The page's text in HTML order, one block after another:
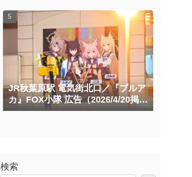
JR秋葉原駅 電気街北口／『ブルア
カ』FOX小隊 広告（2026/4/20掲載
開始）
検索